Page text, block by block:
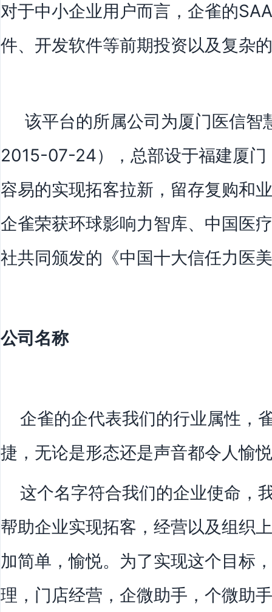
对于中小企业用户而言，企雀的
件、开发软件等前期投资以及复杂
该平台的所属公司为厦门医信智
2015-07-24），总部设于福建厦门
容易的实现拓客拉新，留存复购和
企雀荣获环球影响力智库、中国医
社共同颁发的《中国十大信任力医
公司名称
企雀的企代表我们的行业属性，
捷，无论是形态还是声音都令人愉
这个名字符合我们的企业使命，
帮助企业实现拓客，经营以及组织
加简单，愉悦。为了实现这个目标
理，门店经营，企微助手，个微助